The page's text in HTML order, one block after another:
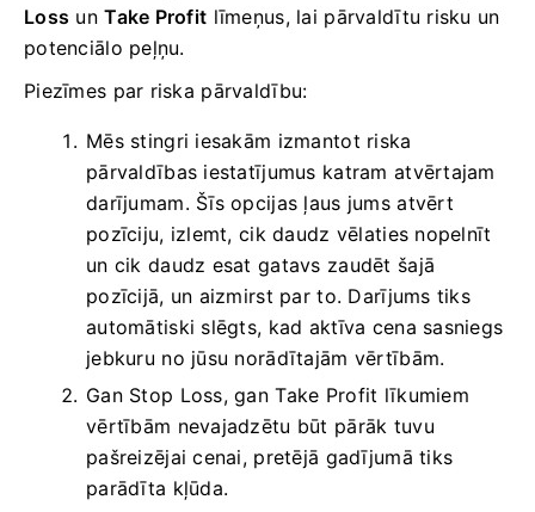
Loss unTake Profit līmeņus, lai pārvaldītu risku un
potenciālo peļņu.
Piezīmes par riska pārvaldību:
Mēs stingri iesakām izmantot riska
pārvaldības iestatījumus katram atvērtajam
darījumam. Šīs opcijas ļaus jums atvērt
pozīciju, izlemt, cik daudz vēlaties nopelnīt
un cik daudz esat gatavs zaudēt šajā
pozīcijā, un aizmirst par to. Darījums tiks
automātiski slēgts, kad aktīva cena sasniegs
jebkuru no jūsu norādītajām vērtībām.
Gan Stop Loss, gan Take Profit līkumiem
vērtībām nevajadzētu būt pārāk tuvu
pašreizējai cenai, pretējā gadījumā tiks
parādīta kļūda.